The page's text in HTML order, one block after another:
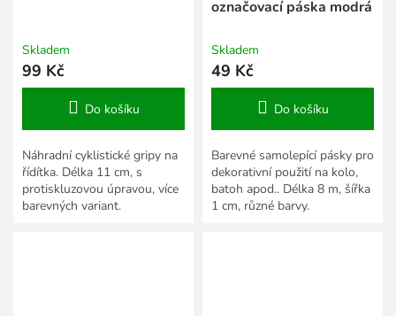
Skladem
99 Kč
Do košíku
Náhradní cyklistické gripy na
řídítka. Délka 11 cm, s
protiskluzovou úpravou, více
barevných variant.
označovací páska modrá
Skladem
49 Kč
Do košíku
Barevné samolepící pásky pro
dekorativní použití na kolo,
batoh apod.. Délka 8 m, šířka
1 cm, různé barvy.